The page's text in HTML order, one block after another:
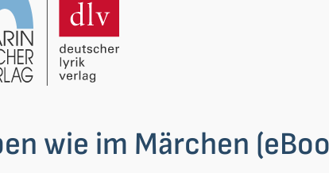
wie im Märchen